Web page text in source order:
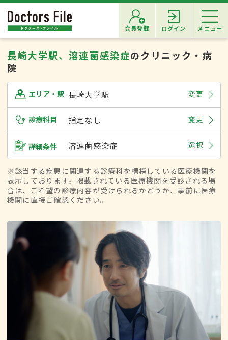
会員登録 ログイン メニュー
長崎大学駅、溶連菌感染症のクリニック・病
院
エリア・駅 長崎大学駅 変更
診療科目 指定なし 変更
詳細条件 溶連菌感染症 選択
※該当する疾患に関連する診療科を標榜している医療機関を
表示しております。掲載されている医療機関を受診される場
合は、ご希望の診療内容が受けられるかどうか、事前に医療
機関に直接ご確認ください。